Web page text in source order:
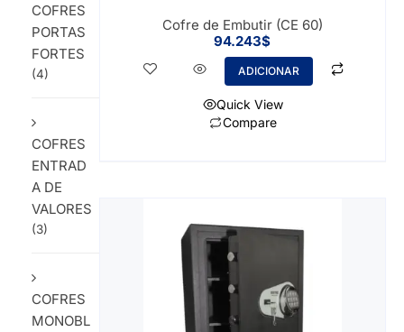
COFRES
PORTAS
FORTES
(4)
COFRES
ENTRAD
A DE
VALORES
(3)
COFRES
MONOBL
Cofre de Embutir (CE 60)
94.243$
ADICIONAR
Quick View
Compare